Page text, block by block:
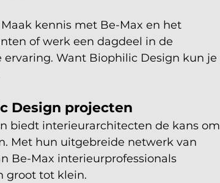
kennis met Be-Max en het
of werk een dagdeel in de
Want Biophilic Design kun je
Design projecten
biedt interieurarchitecten de kans om
Met hun uitgebreide netwerk van
Be-Max interieurprofessionals
groot tot klein.